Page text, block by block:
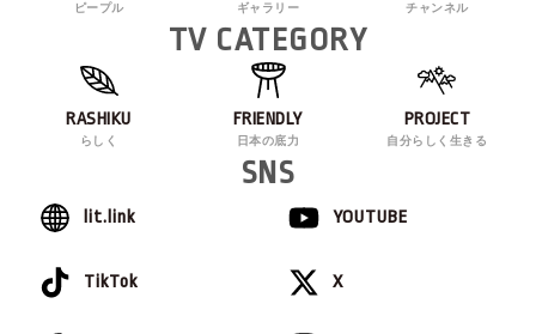
ピープル ギャラリー チャンネル
TV CATEGORY
RASHIKU
らしく
FRIENDLY
日本の底力
PROJECT
自分らしく生きる
SNS
lit.link YOUTUBE
TikTok X